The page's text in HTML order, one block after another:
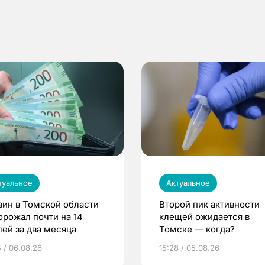
в Томской области
почти на 14
за два месяца
/ 06.08.26
Актуальное
Второй пик активности
клещей ожидается в
Томске — когда?
15:28 / 05.08.26